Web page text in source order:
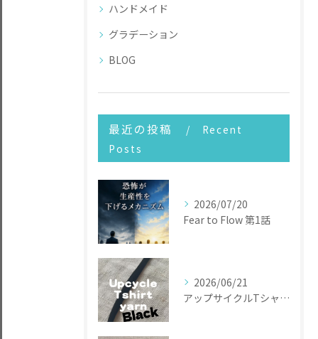
ハンドメイド
グラデーション
BLOG
最近の投稿
Recent
Posts
2026/07/20
Fear to Flow 第1話
2026/06/21
アップサイクルTシャツヤーン